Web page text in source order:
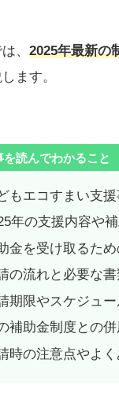
、 2025年最新の
ます。
を読んでわかること
もエコすまい支
年の支援内容や
金を受け取るた
の流れと必要な書
期限やスケジュ
補助金制度との
時の注意点やよ